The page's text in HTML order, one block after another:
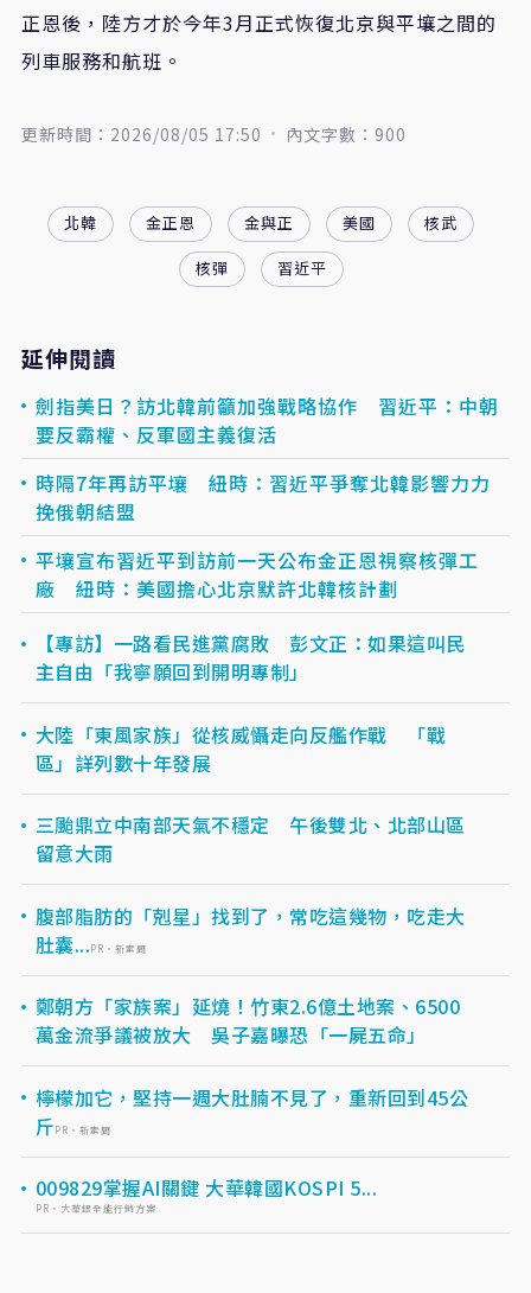
正恩後，陸方才於今年3月正式恢復北京與平壤之間的
列車服務和航班。
更新時間：2026/08/05 17:50 內文字數：900
北韓 金正恩 金與正 美國
核武
核彈
習近平
延伸閱讀
劍指美日？訪北韓前籲加強戰略協作 習近平：中朝
要反霸權、反軍國主義復活
時隔7年再訪平壤 紐時：習近平爭奪北韓影響力力
挽俄朝結盟
平壤宣布習近平到訪前一天公布金正恩視察核彈工
廠 紐時：美國擔心北京默許北韓核計劃
【專訪】一路看民進黨腐敗 彭文正：如果這叫民
主自由「我寧願回到開明專制」
大陸「東風家族」從核威懾走向反艦作戰 「戰
區」詳列數十年發展
三颱鼎立中南部天氣不穩定 午後雙北、北部山區
留意大雨
腹部脂肪的「剋星」找到了，常吃這幾物，吃走大
肚囊...PR・新素簡
鄭朝方「家族案」延燒！竹東2.6億土地案、6500
萬金流爭議被放大 吳子嘉曝恐「一屍五命」
檸檬加它，堅持一週大肚腩不見了，重新回到45公
斤PR・新素簡
009829掌握AI關鍵 大華韓國KOSPI 5...
PR・大華銀全能行銷方案